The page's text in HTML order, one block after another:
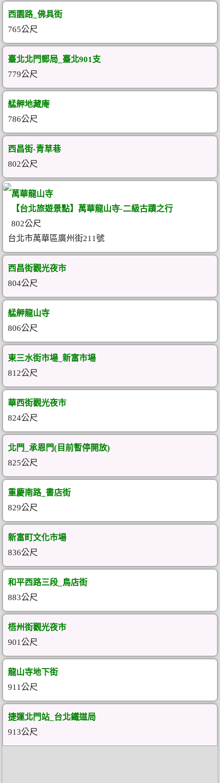
西園路_佛具街
765公尺
臺北北門郵局_臺北901支
779公尺
艋舺地藏庵
786公尺
西昌街-青草巷
802公尺
萬華龍山寺
【台北旅遊景點】萬華龍山寺-二級古蹟之行
802公尺
台北市萬華區廣州街211號
西昌街觀光夜市
804公尺
艋舺龍山寺
806公尺
東三水街市場_新富市場
812公尺
華西街觀光夜市
824公尺
北門_承恩門(目前暫停開放)
825公尺
重慶南路_書店街
829公尺
新富町文化市場
836公尺
和平西路三段_鳥店街
883公尺
梧州街觀光夜市
901公尺
龍山寺地下街
911公尺
捷運北門站_台北鐵道局
913公尺